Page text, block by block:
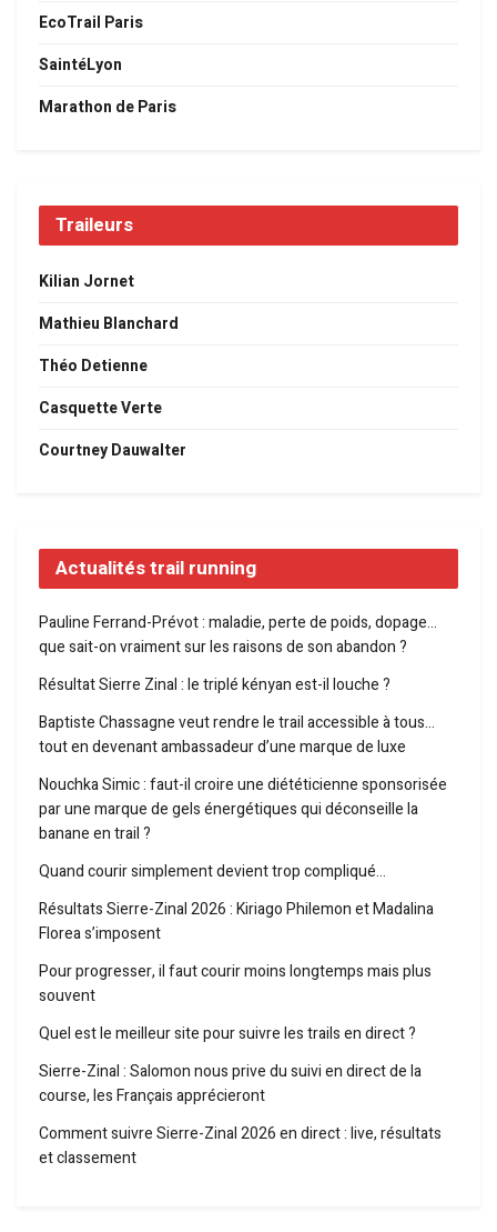
EcoTrail Paris
SaintéLyon
Marathon de Paris
Traileurs
Kilian Jornet
Mathieu Blanchard
Théo Detienne
Casquette Verte
Courtney Dauwalter
Actualités trail running
Pauline Ferrand-Prévot : maladie, perte de poids, dopage…
que sait-on vraiment sur les raisons de son abandon ?
Résultat Sierre Zinal : le triplé kényan est-il louche ?
Baptiste Chassagne veut rendre le trail accessible à tous…
tout en devenant ambassadeur d’une marque de luxe
Nouchka Simic : faut-il croire une diététicienne sponsorisée
par une marque de gels énergétiques qui déconseille la
banane en trail ?
Quand courir simplement devient trop compliqué…
Résultats Sierre-Zinal 2026 : Kiriago Philemon et Madalina
Florea s’imposent
Pour progresser, il faut courir moins longtemps mais plus
souvent
Quel est le meilleur site pour suivre les trails en direct ?
Sierre-Zinal : Salomon nous prive du suivi en direct de la
course, les Français apprécieront
Comment suivre Sierre-Zinal 2026 en direct : live, résultats
et classement